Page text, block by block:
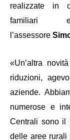
realizzate in
familiari
l’assessore
«Un’altra
riduzioni,
aziende.
numerose e
Centrali sono il
delle aree rurali